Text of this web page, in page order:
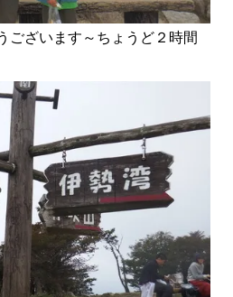
ございます～ちょうど２時間